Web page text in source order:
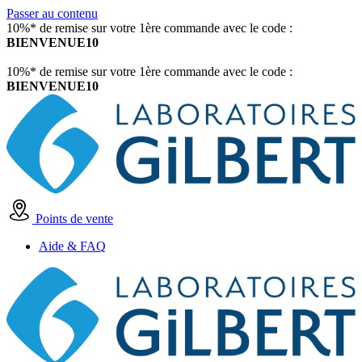
Passer au contenu
10%* de remise sur votre 1ère commande avec le code :
BIENVENUE10
10%* de remise sur votre 1ère commande avec le code :
BIENVENUE10
Points de vente
Aide & FAQ